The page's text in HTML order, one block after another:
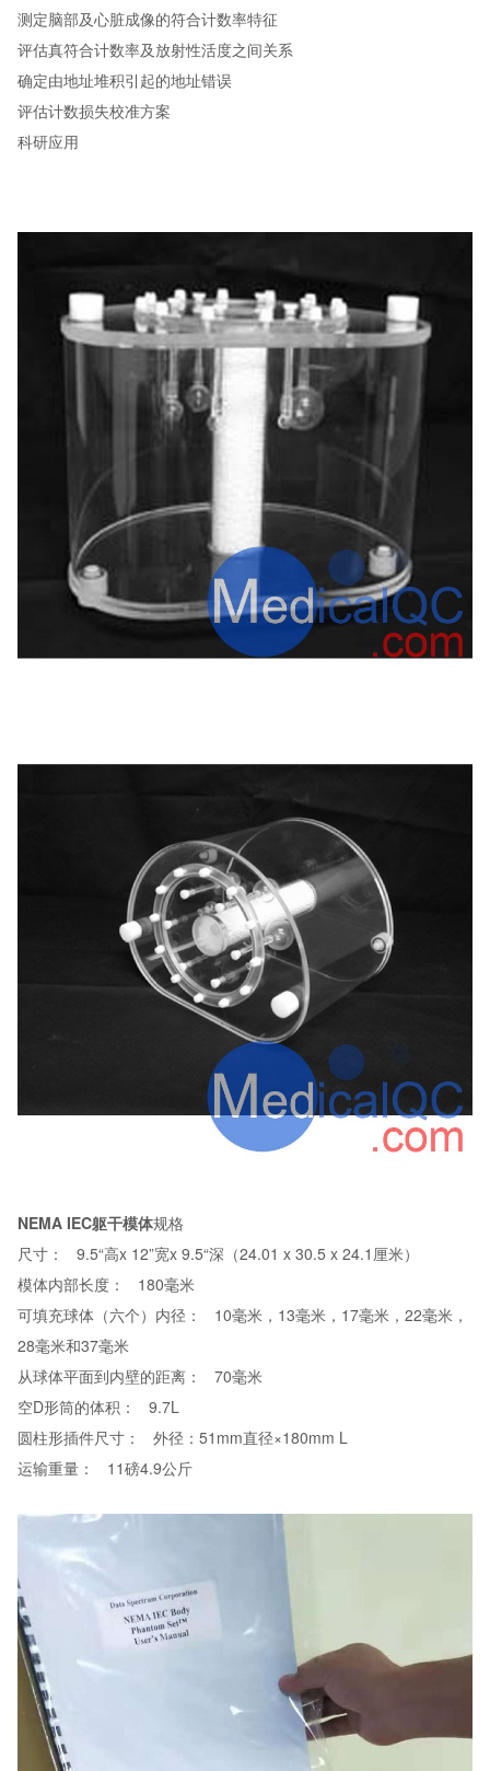
测定脑部及心脏成像的符合计数率特征
评估真符合计数率及放射性活度之间关系
确定由地址堆积引起的地址错误
评估计数损失校准方案
科研应用
NEMA IEC躯干模体规格
尺寸： 9.5“高x 12”宽x 9.5“深（24.01 x 30.5 x 24.1厘米）
模体内部长度： 180毫米
可填充球体（六个）内径： 10毫米，13毫米，17毫米，22毫米，
28毫米和37毫米
从球体平面到内壁的距离： 70毫米
空D形筒的体积： 9.7L
圆柱形插件尺寸： 外径：51mm直径×180mm L
运输重量： 11磅4.9公斤